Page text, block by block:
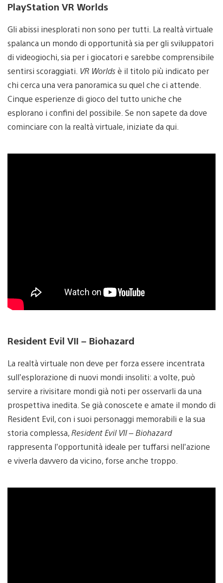
PlayStation VR Worlds
Gli abissi inesplorati non sono per tutti. La realtà virtuale
spalanca un mondo di opportunità sia per gli sviluppatori
di videogiochi, sia per i giocatori e sarebbe comprensibile
sentirsi scoraggiati. VR Worldsè il titolo più indicato per
chi cerca una vera panoramica su quel che ci attende.
Cinque esperienze di gioco del tutto uniche che
esplorano i confini del possibile. Se non sapete da dove
cominciare con la realtà virtuale, iniziate da qui.
Resident Evil VII – Biohazard
La realtà virtuale non deve per forza essere incentrata
sull’esplorazione di nuovi mondi insoliti: a volte, può
servire a rivisitare mondi già noti per osservarli da una
prospettiva inedita. Se già conoscete e amate il mondo di
Resident Evil, con i suoi personaggi memorabili e la sua
storia complessa, Resident Evil VII – Biohazard
rappresenta l’opportunità ideale per tuffarsi nell’azione
e viverla davvero da vicino, forse anche troppo.